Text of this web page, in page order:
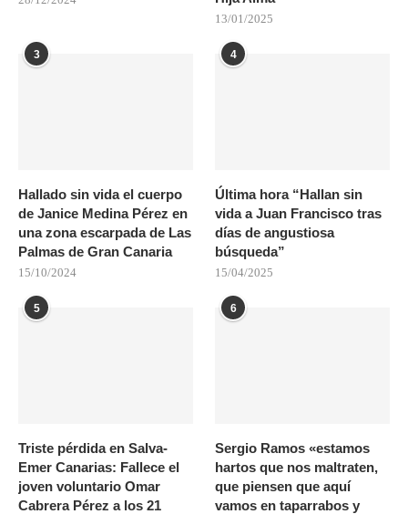
13/01/2025
3
Hallado sin vida el cuerpo
de Janice Medina Pérez en
una zona escarpada de Las
Palmas de Gran Canaria
15/10/2024
4
Última hora “Hallan sin
vida a Juan Francisco tras
días de angustiosa
búsqueda”
15/04/2025
5
Triste pérdida en Salva-
Emer Canarias: Fallece el
joven voluntario Omar
Cabrera Pérez a los 21
6
Sergio Ramos «estamos
hartos que nos maltraten,
que piensen que aquí
vamos en taparrabos y